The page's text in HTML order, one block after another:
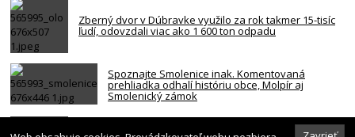
Zberný dvor v Dúbravke využilo za rok takmer 15-tisíc
ľudí, odovzdali viac ako 1 600 ton odpadu
Spoznajte Smolenice inak. Komentovaná
prehliadka odhalí históriu obce, Molpír aj
Smolenický zámok
Za smrťou hráča NBA z Memphisu je kokaín a heroín.